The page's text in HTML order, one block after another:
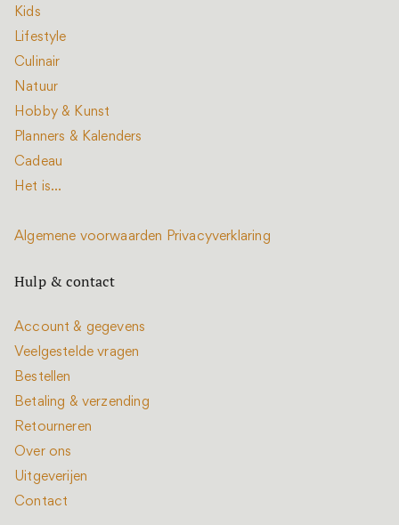
Kids
Lifestyle
Culinair
Natuur
Hobby & Kunst
Planners & Kalenders
Cadeau
Het is...
Algemene voorwaarden Privacyverklaring
Hulp & contact
Account & gegevens
Veelgestelde vragen
Bestellen
Betaling & verzending
Retourneren
Over ons
Uitgeverijen
Contact